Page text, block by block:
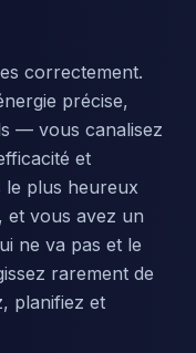
correctement.
précise,
— vous canalisez
et
le plus heureux
et vous avez un
ne va pas et le
rarement de
planifiez et